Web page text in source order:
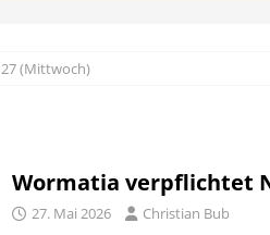
27 (Mittwoch)
Wormatia verpflichtet
27. Mai 2026 Christian Bub